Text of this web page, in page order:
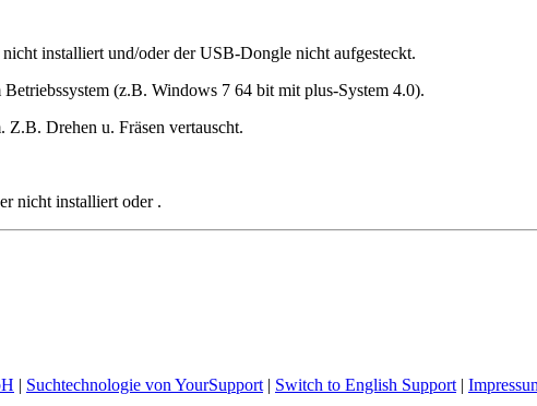
installiert und/oder der USB-Dongle nicht aufgesteckt.
(z.B. Windows 7 64 bit mit plus-System 4.0).
Z.B. Drehen u. Fräsen vertauscht.
nicht installiert oder .
| Suchtechnologie von YourSupport | Switch to English Support |